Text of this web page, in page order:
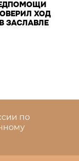
ХОД
ЗАСЛАВЛЕ
по